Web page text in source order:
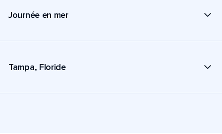
Journée en mer
Tampa, Floride